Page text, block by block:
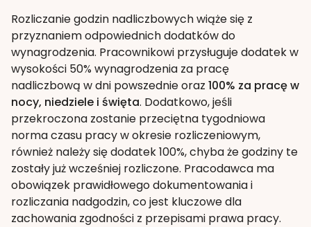
Rozliczanie godzin nadliczbowych wiąże się z
przyznaniem odpowiednich dodatków do
wynagrodzenia. Pracownikowi przysługuje dodatek w
wysokości 50% wynagrodzenia za pracę
nadliczbową w dni powszednie oraz 100% za pracę w
nocy, niedziele i święta. Dodatkowo, jeśli
przekroczona zostanie przeciętna tygodniowa
norma czasu pracy w okresie rozliczeniowym,
również należy się dodatek 100%, chyba że godziny te
zostały już wcześniej rozliczone. Pracodawca ma
obowiązek prawidłowego dokumentowania i
rozliczania nadgodzin, co jest kluczowe dla
zachowania zgodności z przepisami prawa pracy.